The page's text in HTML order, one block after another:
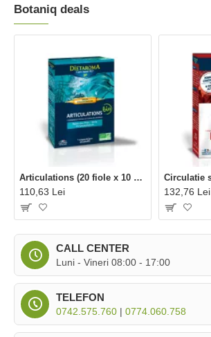
CALL CENTER
Luni - Vineri 08:00 - 17:00
TELEFON
0742.575.760 | 0774.060.758
Botaniq deals
Articulations (20 fiole x 10 ml), Dietaroma
110,63 Lei 132,76 Lei